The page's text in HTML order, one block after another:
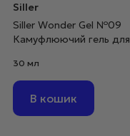
Siller
Siller Wonder Gel №09
Камуфлюючий гель для
мл
30 мл
В кошик